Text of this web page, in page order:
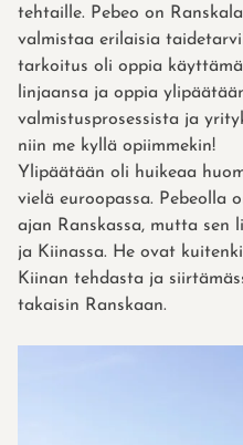
tehtaille. Pebeo on
valmistaa erilaisia
tarkoitus oli oppia
linjaansa ja oppia
valmistusprosessista ja
niin me kyllä opiimmekin!
Ylipäätään oli huikeaa
vielä euroopassa. Pebeolla
ajan Ranskassa, mutta sen
ja Kiinassa. He ovat
Kiinan tehdasta ja
takaisin Ranskaan.